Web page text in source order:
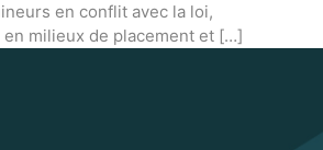
en conflit avec la loi,
milieux de placement et […]